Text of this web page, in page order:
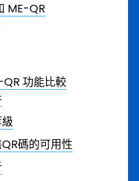
ME-QR
功能比較
碼的可用性